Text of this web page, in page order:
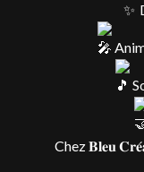
Chez 𝐁𝐥𝐞𝐮